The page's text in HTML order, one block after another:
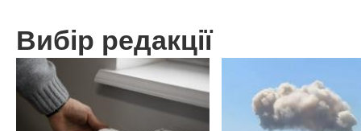
Вибір редакції